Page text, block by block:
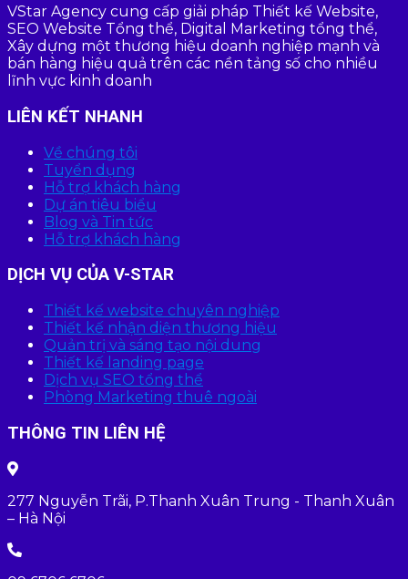
VStar Agency cung cấp giải pháp Thiết kế Website,
SEO Website Tổng thể, Digital Marketing tổng thể,
Xây dựng một thương hiệu doanh nghiệp mạnh và
bán hàng hiệu quả trên các nền tảng số cho nhiều
lĩnh vực kinh doanh
LIÊN KẾT NHANH
Về chúng tôi
Tuyển dụng
Hỗ trợ khách hàng
Dự án tiêu biểu
Blog và Tin tức
Hỗ trợ khách hàng
DỊCH VỤ CỦA V-STAR
Thiết kế website chuyên nghiệp
Thiết kế nhận diện thương hiệu
Quản trị và sáng tạo nội dung
Thiết kế landing page
Dịch vụ SEO tổng thể
Phòng Marketing thuê ngoài
THÔNG TIN LIÊN HỆ
277 Nguyễn Trãi, P.Thanh Xuân Trung - Thanh Xuân
– Hà Nội